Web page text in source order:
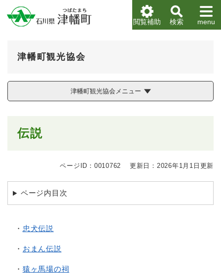
メニューを飛ばして本文へ
閲覧補助
検索 menu
津幡町観光協会
津幡町観光協会メニュー
伝説
ページID：0010762 更新日：2026年1月1日更新
ページ内目次
・ 忠犬伝説
・ おまん伝説
・ 猿ヶ馬場の祠​